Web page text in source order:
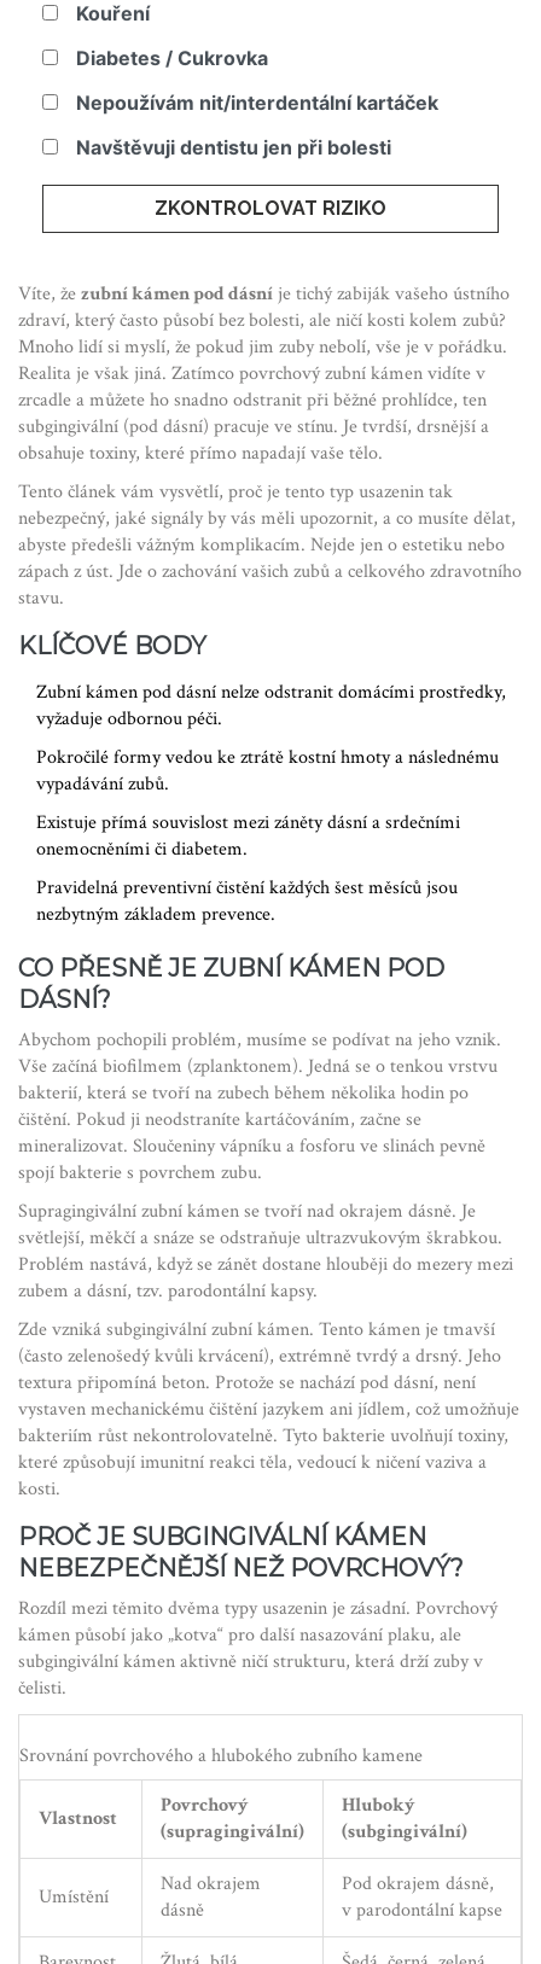
Kouření
Diabetes / Cukrovka
Nepoužívám nit/interdentální kartáček
Navštěvuji dentistu jen při bolesti
ZKONTROLOVAT RIZIKO
Víte, žezubní kámen pod dásní jetichý zabiják vašeho ústního
zdraví, který často působí bez bolesti, ale ničí kosti kolem zubů?
Mnoho lidí si myslí, že pokud jim zuby nebolí, vše je v pořádku.
Realita je však jiná. Zatímco povrchový zubní kámen vidíte v
zrcadle a můžete ho snadno odstranit při běžné prohlídce, ten
subgingivální (pod dásní) pracuje ve stínu. Je tvrdší, drsnější a
obsahuje toxiny, které přímo napadají vaše tělo.
Tento článek vám vysvětlí, proč je tento typ usazenin tak
nebezpečný, jaké signály by vás měli upozornit, a co musíte dělat,
abyste předešli vážným komplikacím. Nejde jen o estetiku nebo
zápach z úst. Jde o zachování vašich zubů a celkového zdravotního
stavu.
KLÍČOVÉ BODY
Zubní kámen pod dásní nelze odstranit domácími prostředky,
vyžaduje odbornou péči.
Pokročilé formy vedou ke ztrátě kostní hmoty a následnému
vypadávání zubů.
Existuje přímá souvislost mezi záněty dásní a srdečními
onemocněními či diabetem.
Pravidelná preventivní čistění každých šest měsíců jsou
nezbytným základem prevence.
CO PŘESNĚ JE ZUBNÍ KÁMEN POD
DÁSNÍ?
Abychom pochopili problém, musíme se podívat na jeho vznik.
Vše začínábiofilmem (zplanktonem). Jedná se o tenkou vrstvu
bakterií, která se tvoří na zubech během několika hodin po
čištění. Pokud ji neodstraníte kartáčováním, začne se
mineralizovat. Sloučeniny vápníku a fosforu ve slinách pevně
spojí bakterie s povrchem zubu.
Supragingivální zubní kámense tvoří nad okrajem dásně. Je
světlejší, měkčí a snáze se odstraňuje ultrazvukovým škrabkou.
Problém nastává, když se zánět dostane hlouběji do mezery mezi
zubem a dásní, tzv. parodontální kapsy.
Zde vznikásubgingivální zubní kámen. Tento kámen je tmavší
(často zelenošedý kvůli krvácení), extrémně tvrdý a drsný. Jeho
textura připomíná beton. Protože se nachází pod dásní, není
vystaven mechanickému čištění jazykem ani jídlem, což umožňuje
bakteriím růst nekontrolovatelně. Tyto bakterie uvolňují toxiny,
které způsobují imunitní reakci těla, vedoucí k ničení vaziva a
kosti.
PROČ JE SUBGINGIVÁLNÍ KÁMEN
NEBEZPEČNĚJŠÍ NEŽ POVRCHOVÝ?
Rozdíl mezi těmito dvěma typy usazenin je zásadní. Povrchový
kámen působí jako „kotva“ pro další nasazování plaku, ale
subgingivální kámen aktivně ničí strukturu, která drží zuby v
čelisti.
Srovnání povrchového a hlubokého zubního kamene
Vlastnost
Povrchový
(supragingivální)
Hluboký
(subgingivální)
Umístění
Nad okrajem
dásně
Pod okrajem dásně,
v parodontální kapse